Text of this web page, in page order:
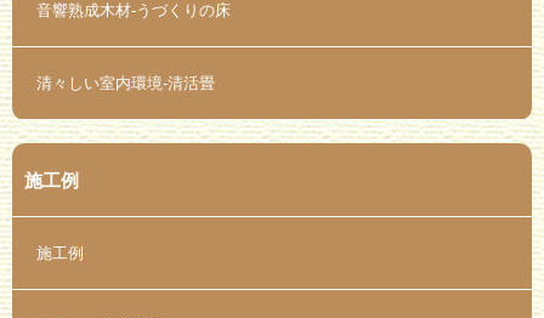
音響熟成木材-うづくりの床
清々しい室内環境-清活畳
施工例
施工例